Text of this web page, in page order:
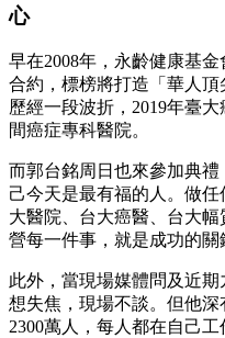
心
早在2008年，永齡健康基
合約，標榜將打造「華人頂
歷經一段波折，2019年臺
間癌症專科醫院。
而郭台銘周日也來參加典
己今天是最有福的人。做
大醫院、台大癌醫、台大
營每一件事，就是成功的關
此外，當現場媒體問及近
想失焦，現場不談。但他
2300萬人，每人都在自己